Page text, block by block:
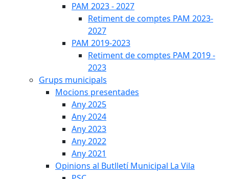
PAM 2023 - 2027
Retiment de comptes PAM 2023-
2027
PAM 2019-2023
Retiment de comptes PAM 2019 -
2023
Grups municipals
Mocions presentades
Any 2025
Any 2024
Any 2023
Any 2022
Any 2021
Opinions al Butlletí Municipal La Vila